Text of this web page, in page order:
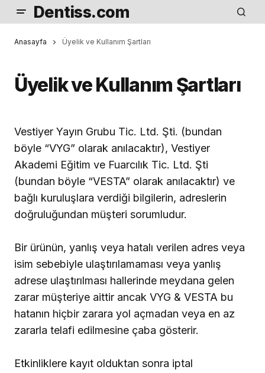
Dentiss.com
Anasayfa Üyelik ve Kullanım Şartları
Üyelik ve Kullanım Şartları
Vestiyer Yayın Grubu Tic. Ltd. Şti. (bundan
böyle “VYG” olarak anılacaktır), Vestiyer
Akademi Eğitim ve Fuarcılık Tic. Ltd. Şti
(bundan böyle “VESTA” olarak anılacaktır) ve
bağlı kuruluşlara verdiği bilgilerin, adreslerin
doğruluğundan müşteri sorumludur.
Bir ürünün, yanlış veya hatalı verilen adres veya
isim sebebiyle ulaştırılamaması veya yanlış
adrese ulaştırılması hallerinde meydana gelen
zarar müşteriye aittir ancak VYG & VESTA bu
hatanın hiçbir zarara yol açmadan veya en az
zararla telafi edilmesine çaba gösterir.
Etkinliklere kayıt olduktan sonra iptal